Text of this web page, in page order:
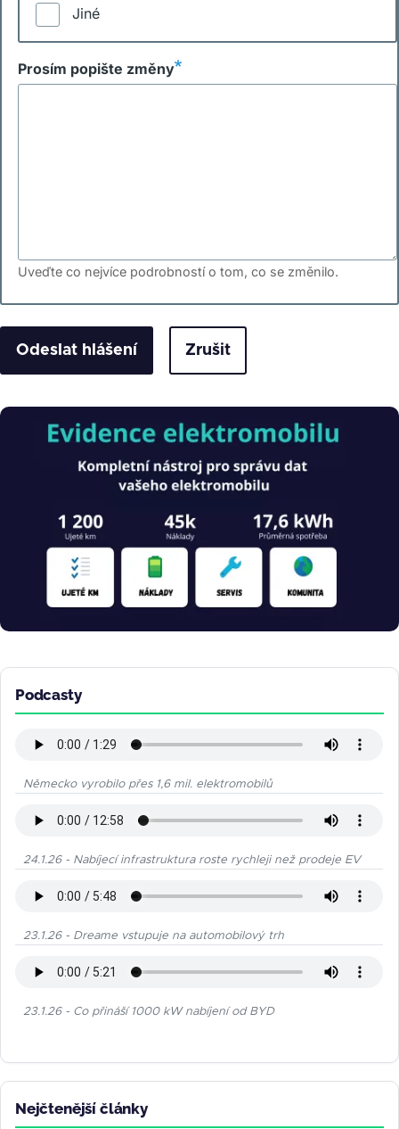
Jiné
Prosím popište změny
Uveďte co nejvíce podrobností o tom, co se změnilo.
Zrušit
Obrázek
Podcasty
Německo vyrobilo přes 1,6 mil. elektromobilů
24.1.26 - Nabíjecí infrastruktura roste rychleji než prodeje EV
23.1.26 - Dreame vstupuje na automobilový trh
23.1.26 - Co přináší 1000 kW nabíjení od BYD
Nejčtenější články